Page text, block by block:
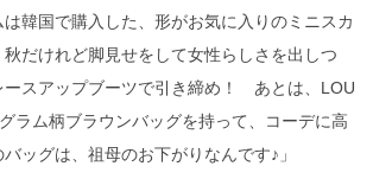
韓国で購入した、形がお気に入りのミニスカ
だけれど脚見せをして女性らしさを出しつ
ースアップブーツで引き締め！ あとは、LOU
ラム柄ブラウンバッグを持って、コーデに高
ッグは、祖母のお下がりなんです♪」